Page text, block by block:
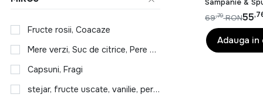
Fructe rosii, Coacaze
Mere verzi, Suc de citrice, Pere coapte
Capsuni, Fragi
stejar, fructe uscate, vanilie, pere dulci, scorțișoară
Sampanie &
55
69,79 RON
Adauga in